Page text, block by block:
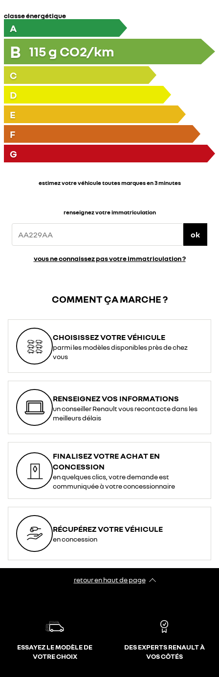
classe énergétique
A
B 115g CO2/km
C
D
E
F
G
estimez votre véhicule toutes marques en 3 minutes
renseignez votre immatriculation
ok
vous ne connaissez pas votre immatriculation ?
COMMENT ÇA MARCHE ?
CHOISISSEZ VOTRE VÉHICULE
parmi les modèles disponibles près de chez
vous
RENSEIGNEZ VOS INFORMATIONS
un conseiller Renault vous recontacte dans les
meilleurs délais
FINALISEZ VOTRE ACHAT EN
CONCESSION
en quelques clics, votre demande est
communiquée à votre concessionnaire
RÉCUPÉREZ VOTRE VÉHICULE
en concession
retour en haut de page​
ESSAYEZ LE MODÈLE DE
VOTRE CHOIX
DES EXPERTS RENAULT À
VOS CÔTÉS